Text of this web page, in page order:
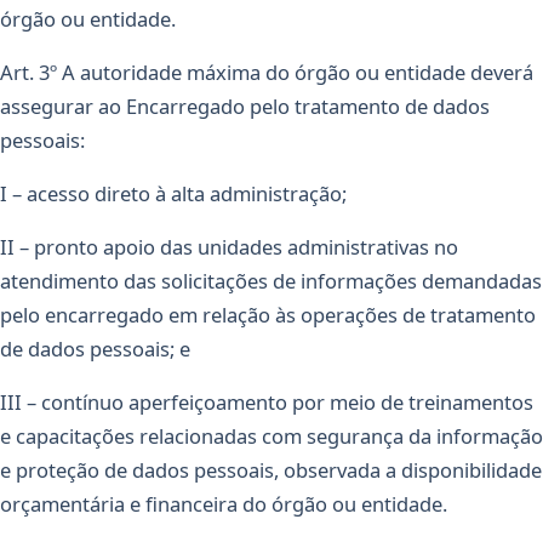
órgão ou entidade.
Art. 3º A autoridade máxima do órgão ou entidade deverá
assegurar ao Encarregado pelo tratamento de dados
pessoais:
I – acesso direto à alta administração;
II – pronto apoio das unidades administrativas no
atendimento das solicitações de informações demandadas
pelo encarregado em relação às operações de tratamento
de dados pessoais; e
III – contínuo aperfeiçoamento por meio de treinamentos
e capacitações relacionadas com segurança da informação
e proteção de dados pessoais, observada a disponibilidade
orçamentária e financeira do órgão ou entidade.